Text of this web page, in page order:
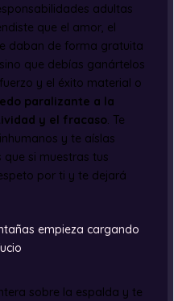
adultas
que el amor, el
daban de forma gratuita
que debías ganártelos
y el éxito material o
paralizante a la
y el fracaso. Te
y te aíslas
si muestras tus
por ti y te dejará
empieza cargando
sobre la espalda y te